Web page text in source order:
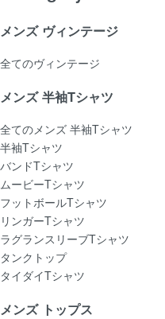
メンズ ヴィンテージ
全てのヴィンテージ
メンズ 半袖Tシャツ
全てのメンズ 半袖Tシャツ
半袖Tシャツ
バンドTシャツ
ムービーTシャツ
フットボールTシャツ
リンガーTシャツ
ラグランスリーブTシャツ
タンクトップ
タイダイTシャツ
メンズ トップス